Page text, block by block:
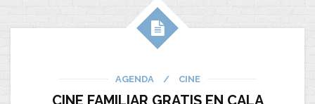
AGENDA / CINE
CINE FAMILIAR GRATIS EN CALA